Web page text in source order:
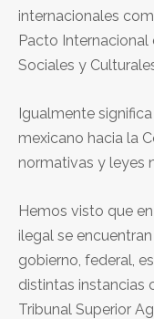
internacionales
Pacto Internacional
Sociales y
Igualmente
mexicano hacia la
normativas y leyes
Hemos visto que
ilegal se
gobierno, federal,
distintas instancias
Tribunal Superior